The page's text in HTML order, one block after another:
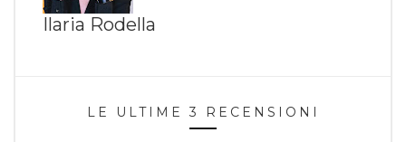
Ilaria Rodella
LE ULTIME 3 RECENSIONI